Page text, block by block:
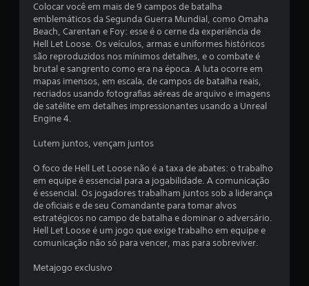
Colocar você em mais de 9 campos de batalha
emblemáticos da Segunda Guerra Mundial, como Omaha
Beach, Carentan e Foy: esse é o cerne da experiência de
Hell Let Loose. Os veículos, armas e uniformes históricos
são reproduzidos nos mínimos detalhes, e o combate é
brutal e sangrento como era na época. A luta ocorre em
mapas imensos, em escala, de campos de batalha reais,
recriados usando fotografias aéreas de arquivo e imagens
de satélite em detalhes impressionantes usando a Unreal
Engine 4.
Lutem juntos, vençam juntos
O foco de Hell Let Loose não é a taxa de abates: o trabalho
em equipe é essencial para a jogabilidade. A comunicação
é essencial. Os jogadores trabalham juntos sob a liderança
de oficiais e de seu Comandante para tomar alvos
estratégicos no campo de batalha e dominar o adversário.
Hell Let Loose é um jogo que exige trabalho em equipe e
comunicação não só para vencer, mas para sobreviver.
Metajogo exclusivo